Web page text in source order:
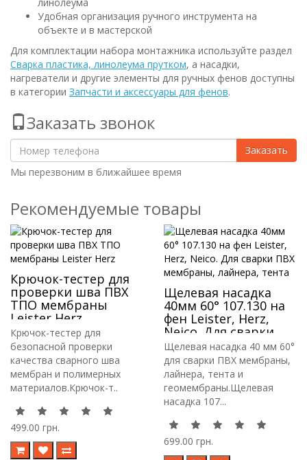
Удобная организация ручного инструмента на
объекте и в мастерской
Для комплектации набора монтажника используйте раздел
Сварка пластика, линолеума прутком, а насадки,
нагреватели и другие элементы для ручных фенов доступны
в категории Запчасти и аксессуары для фенов.
Заказать звонок
Заказать
Мы перезвоним в ближайшее время
Рекомендуемые товары
Крючок-тестер для
проверки шва ПВХ
ТПО мембраны
Leister Herz
Крючок-тестер для
безопасной проверки
качества сварного шва
мембран и полимерных
материалов.Крючок-т..
499.00 грн.
Щелевая насадка
40мм 60° 107.130 на
фен Leister, Herz,
Neico. Для сварки
ПВХ мембраны,
лайнера, тента
Щелевая насадка 40 мм 60°
для сварки ПВХ мембраны,
лайнера, тента и
геомембраны.Щелевая
насадка 107...
699.00 грн.